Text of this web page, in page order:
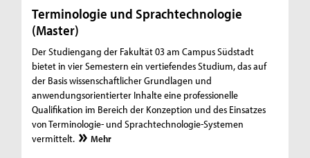
Terminologie und Sprachtechnologie
(Master)
Der Studiengang der Fakultät 03 am Campus Südstadt
bietet in vier Semestern ein vertiefendes Studium, das auf
der Basis wissenschaftlicher Grundlagen und
anwendungsorientierter Inhalte eine professionelle
Qualifikation im Bereich der Konzeption und des Einsatzes
von Terminologie- und Sprachtechnologie-Systemen
vermittelt.
Mehr